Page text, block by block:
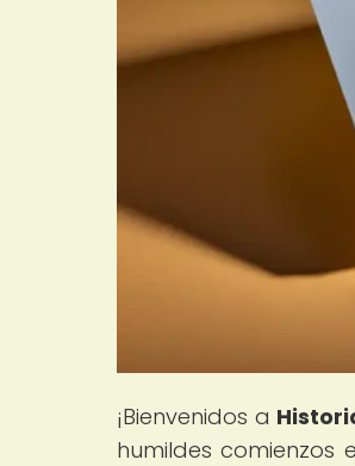
¡Bienvenidos a
humildes